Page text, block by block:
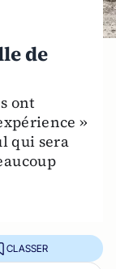
de
ont
»
qui sera
CLASSER